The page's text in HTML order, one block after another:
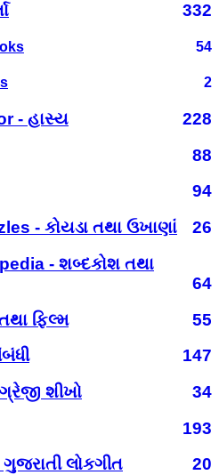
332
54
2
- હાસ્ય
228
88
94
- કોયડા તથા ઉખાણાં
26
- શબ્દકોશ તથા
64
ફિલ્મ
55
147
શીખો
34
193
લોકગીત
20